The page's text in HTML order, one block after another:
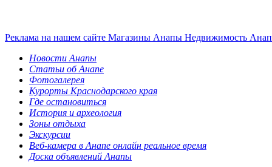
Реклама на нашем сайте Магазины Анапы Недвижимость
Новости Анапы
Статьи об Анапе
Фотогалерея
Курорты Краснодарского края
Где остановиться
История и археология
Зоны отдыха
Экскурсии
Веб-камера в Анапе онлайн реальное время
Доска объявлений Анапы